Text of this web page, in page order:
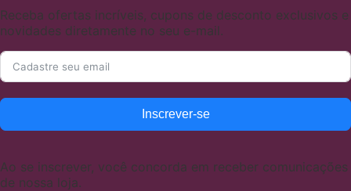
Receba ofertas incríveis, cupons de desconto exclusivos e
novidades diretamente no seu e-mail.
Inscrever-se
Ao se inscrever, você concorda em receber comunicações
de nossa loja.